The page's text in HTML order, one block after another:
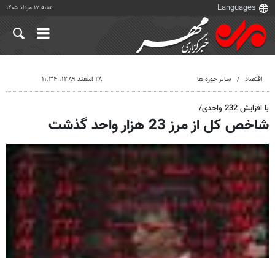
شنبه ۱۷ مرداد ۱۴۰۵
اقتصاد سایر حوزه ها ۲۸ اسفند ۱۳۸۹، ۱۱:۳۴
با افزایش 232 واحدی/
شاخص کل از مرز 23 هزار واحد گذشت